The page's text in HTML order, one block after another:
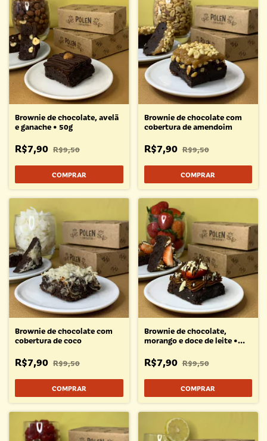
Brownie de chocolate, avelã
e ganache • 50g
R$7,90 R$9,50
Brownie de chocolate com
cobertura de amendoim
R$7,90 R$9,50
Brownie de chocolate com
cobertura de coco
R$7,90 R$9,50
Brownie de chocolate,
morango e doce de leite •
R$7,90 R$9,50